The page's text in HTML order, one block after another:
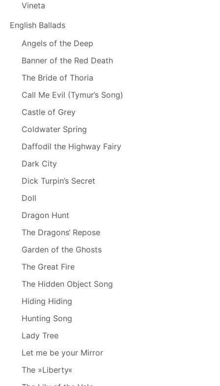
Vineta
English Ballads
Angels of the Deep
Banner of the Red Death
The Bride of Thoria
Call Me Evil (Tymur’s Song)
Castle of Grey
Coldwater Spring
Daffodil the Highway Fairy
Dark City
Dick Turpin’s Secret
Doll
Dragon Hunt
The Dragons‘ Repose
Garden of the Ghosts
The Great Fire
The Hidden Object Song
Hiding Hiding
Hunting Song
Lady Tree
Let me be your Mirror
The »Liberty«